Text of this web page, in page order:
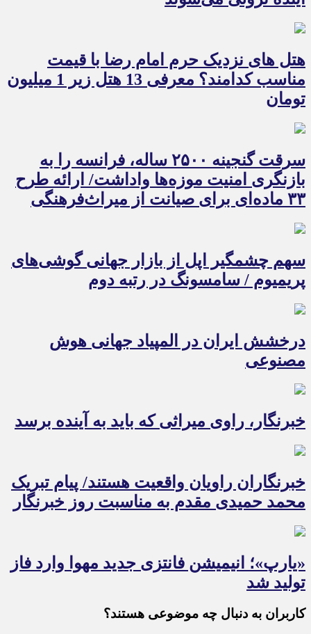
هتل های نزدیک حرم امام رضا با قیمت
مناسب کدامند؟ معرفی 13 هتل زیر 1 میلیون
تومان
سرقت گنجینه ۲۵۰۰ ساله، فرانسه را به
بازنگری امنیت موزه‌ها واداشت/ ارائه طرح
۳۳ ماده‌ای برای صیانت از میراث‌فرهنگی
سهم چشمگیر اپل از بازار جهانی گوشی‌های
پریمیوم / سامسونگ در رتبه دوم
درخشش ایران در المپیاد جهانی هوش
مصنوعی
خبرنگار، راوی میراثی که باید به آینده برسد
خبرنگاران راویان واقعیت هستند/ پیام تبریک
محمد حمیدی مقدم به مناسبت روز خبرنگار
«یارپ»؛ انیمیشن فانتزی جدید مهوا وارد فاز
تولید شد
کاربران به دنبال چه موضوعی هستند؟